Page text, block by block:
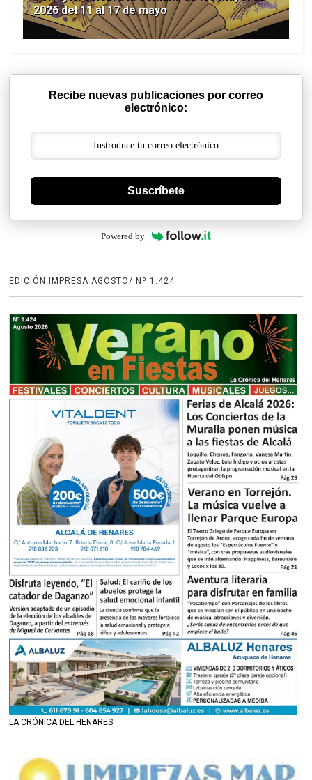
2026 del 11 al 17 de mayo
Recibe nuevas publicaciones por correo
electrónico:
Suscríbete
Powered by
EDICIÓN IMPRESA AGOSTO/ Nº 1.424
LA CRÓNICA DEL HENARES